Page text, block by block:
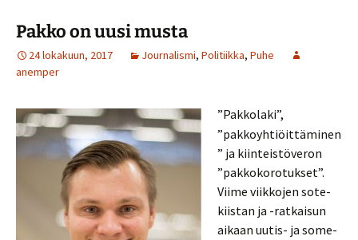
Pakko on uusi musta
24 lokakuun, 2017 Journalismi, Politiikka, Puhe
anemper
”Pakkolaki”,
”pakkoyhtiöittäminen
” ja kiinteistöveron
”pakkokorotukset”.
Viime viikkojen sote-
kiistan ja -ratkaisun
aikaan uutis- ja some-